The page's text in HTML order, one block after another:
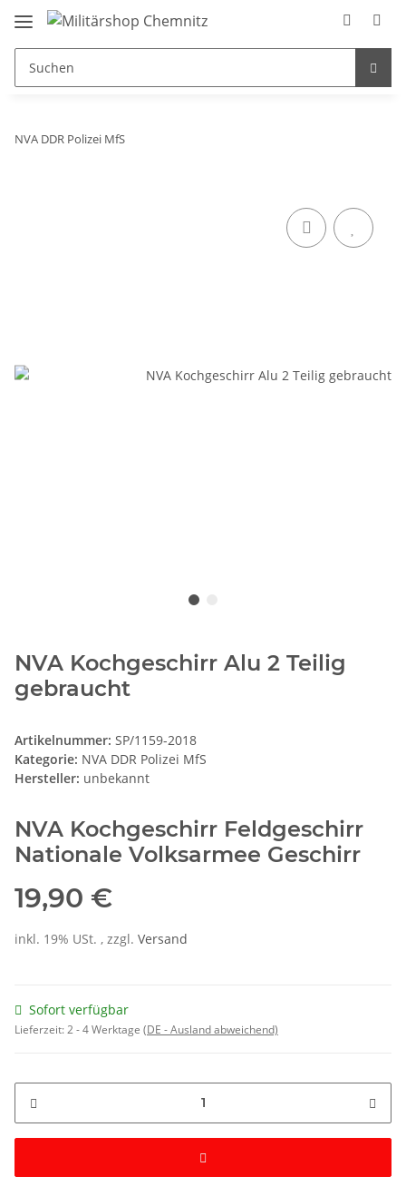
NVA DDR Polizei MfS
NVA Kochgeschirr Alu 2 Teilig
gebraucht
Artikelnummer: SP/1159-2018
Kategorie: NVA DDR Polizei MfS
Hersteller: unbekannt
NVA Kochgeschirr Feldgeschirr
Nationale Volksarmee Geschirr
19,90 €
inkl. 19% USt. , zzgl. Versand
Sofort verfügbar
Lieferzeit:2 - 4 Werktage (DE - Ausland abweichend)